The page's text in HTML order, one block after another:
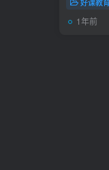
好课教
1年前